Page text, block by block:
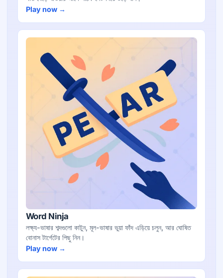
Play now →
Word Ninja
লক্ষ্য-ভাষার শব্দগুলো কাটুন, মূল-ভাষার ভুয়া ফাঁদ এড়িয়ে চলুন, আর ঘোষিত
বোনাস টার্গেটের পিছু নিন।
Play now →